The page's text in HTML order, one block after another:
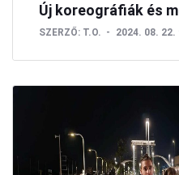
Új koreográfiák és
SZERZŐ: T.O. 2024. 08. 22.